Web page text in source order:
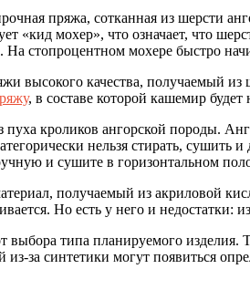
пряжа, сотканная из шерсти
«кид мохер», что означает, что
стопроцентном мохере быстро
высокого качества, получаемый из
, в составе которой кашемир будет
кроликов ангорской породы.
нельзя стирать,
и сушите в горизонтальном
получаемый из акриловой
Но есть у него и недостатки:
типа планируемого
из-за синтетики могут появиться